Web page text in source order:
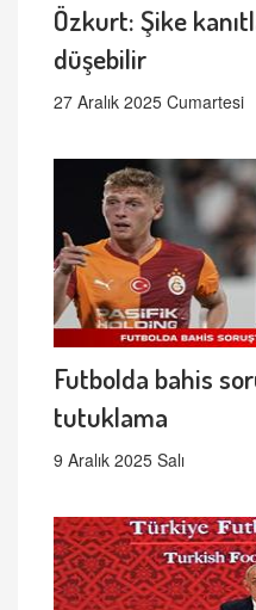
Özkurt: Şike
düşebilir
27 Aralık 2025 Cumartesi
Futbolda bahis
tutuklama
9 Aralık 2025 Salı